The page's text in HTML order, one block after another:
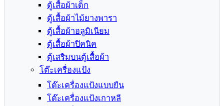
ตู้เสื้อผ้าเด็ก
ตู้เสื้อผ้าไม้ยางพารา
ตู้เสื้อผ้าอลูมิเนียม
ตู้เสื้อผ้าปิคนิค
ตู้เสริมบนตู้เสื้อผ้า
โต๊ะเครื่องแป้ง
โต๊ะเครื่องแป้งแบบยืน
โต๊ะเครื่องแป้งเกาหลี